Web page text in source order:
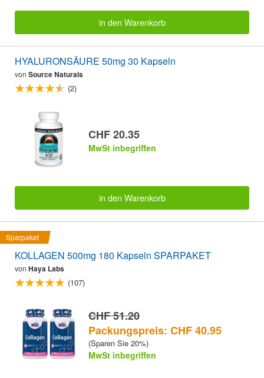
in den Warenkorb
HYALURONSÄURE 50mg 30 Kapseln
von Source Naturals
(2)
CHF 20.35
MwSt inbegriffen
in den Warenkorb
Sparpaket
KOLLAGEN 500mg 180 Kapseln SPARPAKET
von Haya Labs
(107)
CHF 51.20
Packungspreis: CHF 40.95
(Sparen Sie 20%)
MwSt inbegriffen